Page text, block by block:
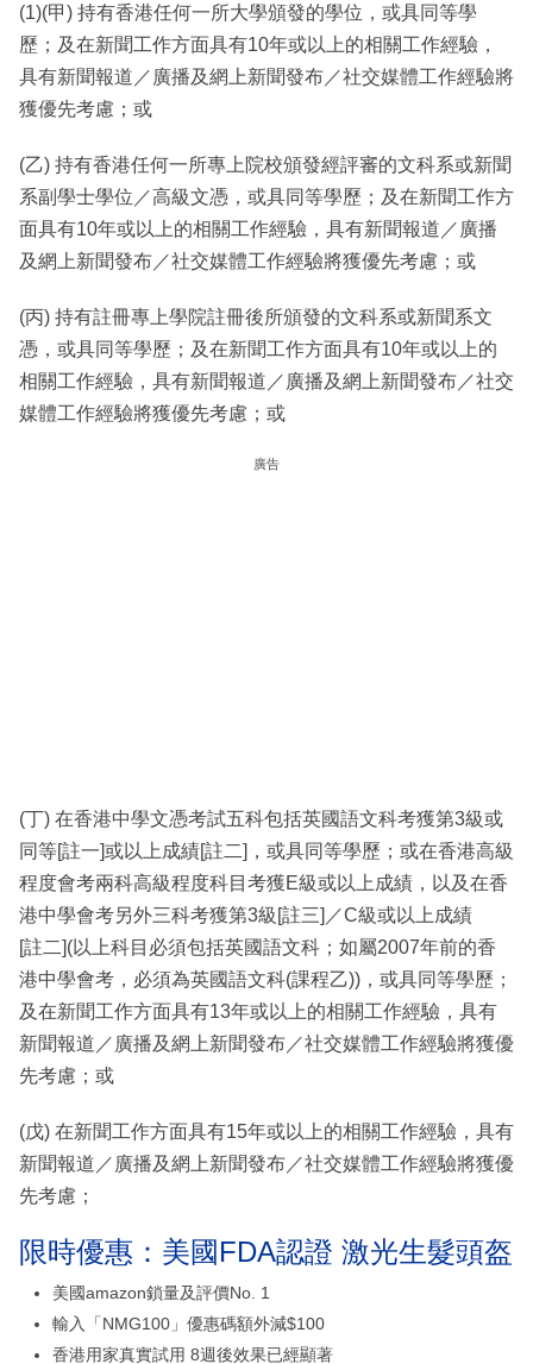
(1)(甲) 持有香港任何一所大學頒發的學位，或具同等學
歷；及在新聞工作方面具有10年或以上的相關工作經驗，
具有新聞報道／廣播及網上新聞發布／社交媒體工作經驗將
獲優先考慮；或
(乙) 持有香港任何一所專上院校頒發經評審的文科系或新聞
系副學士學位／高級文憑，或具同等學歷；及在新聞工作方
面具有10年或以上的相關工作經驗，具有新聞報道／廣播
及網上新聞發布／社交媒體工作經驗將獲優先考慮；或
(丙) 持有註冊專上學院註冊後所頒發的文科系或新聞系文
憑，或具同等學歷；及在新聞工作方面具有10年或以上的
相關工作經驗，具有新聞報道／廣播及網上新聞發布／社交
媒體工作經驗將獲優先考慮；或
廣告
(丁) 在香港中學文憑考試五科包括英國語文科考獲第3級或
同等[註一]或以上成績[註二]，或具同等學歷；或在香港高級
程度會考兩科高級程度科目考獲E級或以上成績，以及在香
港中學會考另外三科考獲第3級[註三]／C級或以上成績
[註二](以上科目必須包括英國語文科；如屬2007年前的香
港中學會考，必須為英國語文科(課程乙))，或具同等學歷；
及在新聞工作方面具有13年或以上的相關工作經驗，具有
新聞報道／廣播及網上新聞發布／社交媒體工作經驗將獲優
先考慮；或
(戊) 在新聞工作方面具有15年或以上的相關工作經驗，具有
新聞報道／廣播及網上新聞發布／社交媒體工作經驗將獲優
先考慮；
限時優惠：美國FDA認證 激光生髮頭盔
美國amazon鎖量及評價No. 1
輸入「NMG100」優惠碼額外減$100
香港用家真實試用 8週後效果已經顯著